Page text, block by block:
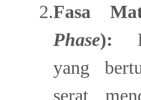
2.Fasa
Phase):
yang
serat,